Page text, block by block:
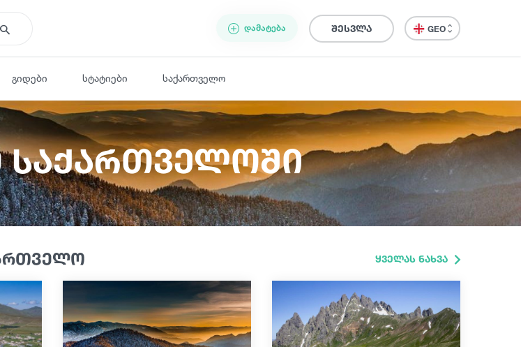
ᲓᲐᲛᲐᲢᲔᲑᲐ შესვლა GEO
გიდები სტატიები საქართველო
საქართველოში
ყველას ნახვა